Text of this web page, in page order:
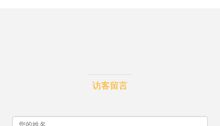
访客留言